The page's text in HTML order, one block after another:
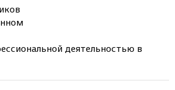
вчера, 22:28Отказаться от
деятельностью в